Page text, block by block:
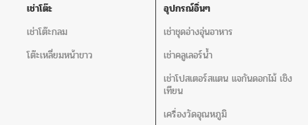
เช่าโต๊ะ
เช่าโต๊ะกลม
โต๊ะเหลี่ยมหน้าขาว
อุปกรณ์อิ่นๆ
เช่าชุดอ่างอุ่นอาหาร
เช่าคลูเลอร์น้ำ
เช่าโปสเตอร์สแตน แจกันดอกไม้ เชิง
เทียน
เครื่องวัดอุณหภูมิ